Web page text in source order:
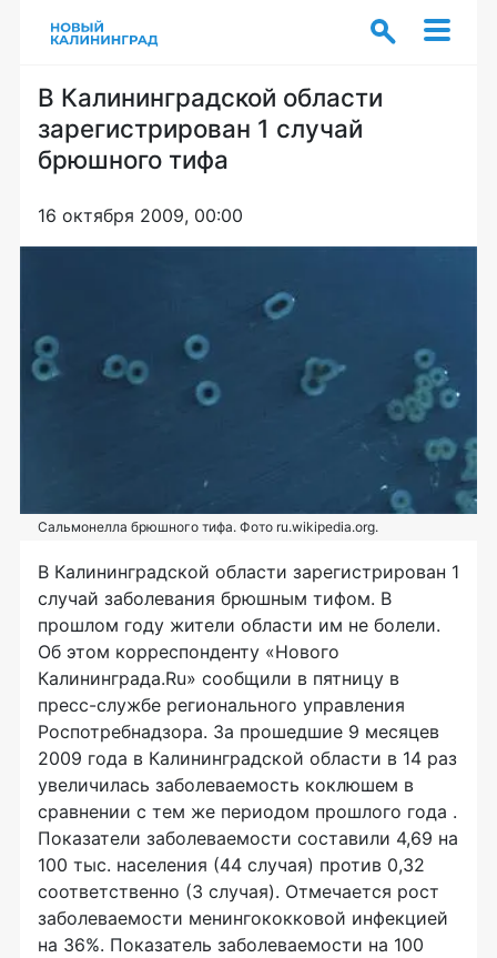
В Калининградской области
зарегистрирован 1 случай
брюшного тифа
16 октября 2009, 00:00
Cальмонелла брюшного тифа. Фото ru.wikipedia.org.
В Калининградской области зарегистрирован 1
случай заболевания брюшным тифом. В
прошлом году жители области им не болели.
Об этом корреспонденту «Нового
Калининграда.Ru» сообщили в пятницу в
пресс-службе регионального управления
Роспотребнадзора. За прошедшие 9 месяцев
2009 года в Калининградской области в 14 раз
увеличилась заболеваемость коклюшем в
сравнении с тем же периодом прошлого года .
Показатели заболеваемости составили 4,69 на
100 тыс. населения (44 случая) против 0,32
соответственно (3 случая). Отмечается рост
заболеваемости менингококковой инфекцией
на 36%. Показатель заболеваемости на 100